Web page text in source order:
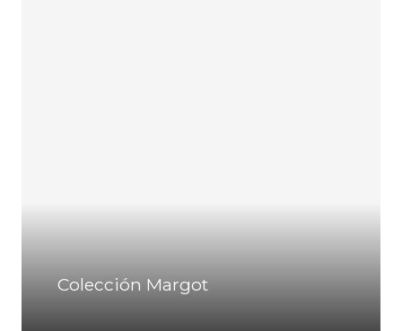
Colección Margot